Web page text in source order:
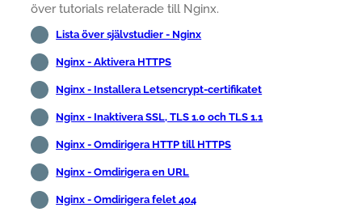
över tutorials relaterade till Nginx.
Lista över självstudier - Nginx
Nginx - Aktivera HTTPS
Nginx - Installera Letsencrypt-certifikatet
Nginx - Inaktivera SSL, TLS 1.0 och TLS 1.1
Nginx - Omdirigera HTTP till HTTPS
Nginx - Omdirigera en URL
Nginx - Omdirigera felet 404